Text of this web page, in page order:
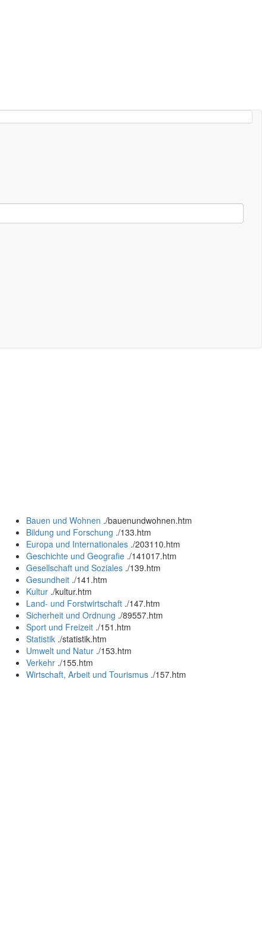
Bauen und Wohnen ./bauenundwohnen.htm
Bildung und Forschung ./133.htm
Europa und Internationales ./203110.htm
Geschichte und Geografie ./141017.htm
Gesellschaft und Soziales ./139.htm
Gesundheit ./141.htm
Kultur ./kultur.htm
Land- und Forstwirtschaft ./147.htm
Sicherheit und Ordnung ./89557.htm
Sport und Freizeit ./151.htm
Statistik ./statistik.htm
Umwelt und Natur ./153.htm
Verkehr ./155.htm
Wirtschaft, Arbeit und Tourismus ./157.htm